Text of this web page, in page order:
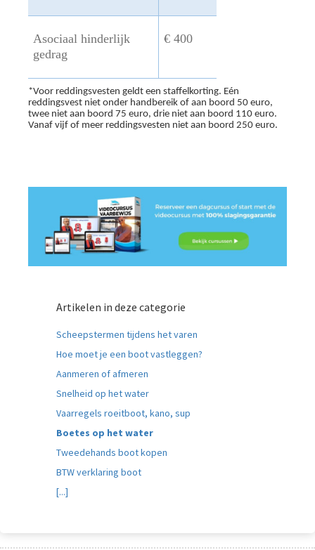
Asociaal hinderlijk
gedrag
€ 400
*Voor reddingsvesten geldt een staffelkorting. Eén
reddingsvest niet onder handbereik of aan boord 50 euro,
twee niet aan boord 75 euro, drie niet aan boord 110 euro.
Vanaf vijf of meer reddingsvesten niet aan boord 250 euro.
Artikelen in deze categorie
Scheepstermen tijdens het varen
Hoe moet je een boot vastleggen?
Aanmeren of afmeren
Snelheid op het water
Vaarregels roeitboot, kano, sup
Boetes op het water
Tweedehands boot kopen
BTW verklaring boot
[...]